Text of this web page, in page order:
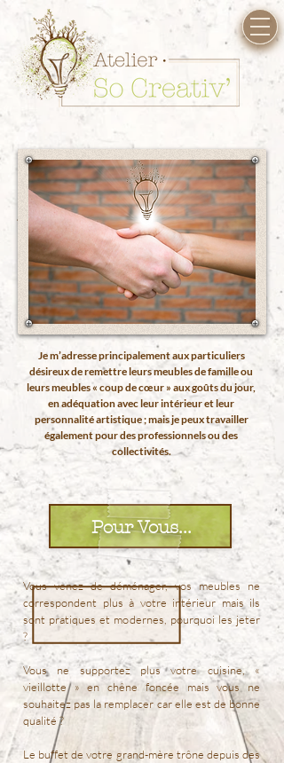
Vaucluse, Gard, Bouches-du Rhône, Carpentras, l’Isle-sur-la Sorgue, Orange,
Avignon, Le pontet, Montfavet, Pernes-les-Fontaines, Sorgues, Vedène, Entraigues-
sur-la-Sorgue, Monteux, Sarrians, Mazan, Aubignan, Velleron, Venasque, Le Thor,
Jonquières, Gigondas, Châteauneuf-du-Pape, Châteauneuf-de-Gadagne,
Bedarrides, Morières-Lès-Avignon, Lagnes, Venasque, Saint-Saturnin-les-Avignon,
Caumont-sur-Durance, Villeneuve-les Avignon, Les Angles, Cavaillon, Saumane-de-
Vaucluse, Fontaine-de-Vaucluse, Vacqueyras, Beaume-de Venise, Malaucène,
Courthézon, Caromb, Bédoin, Mallemort-du-Comtat, Mormoiron
Je m’adresse principalement aux particuliers
désireux de remettre leurs meubles de famille ou
leurs meubles « coup de cœur » aux goûts du jour,
en adéquation avec leur intérieur et leur
personnalité artistique ; mais je peux travailler
également pour des professionnels ou des
collectivités.
Vous venez de déménager, vos meubles ne
correspondent plus à votre intérieur mais ils
sont pratiques et modernes, pourquoi les jeter
?
Vous ne supportez plus votre cuisine, «
vieillotte » en chêne foncée mais vous ne
souhaitez pas la remplacer car elle est de bonne
qualité ?
Le buffet de votre grand-mère trône depuis des
Pour Vous...